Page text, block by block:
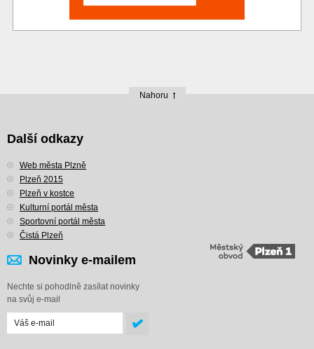
Nahoru
Další odkazy
Web města Plzně
Plzeň 2015
Plzeň v kostce
Kulturní portál města
Sportovní portál města
Čistá Plzeň
Novinky e-mailem
Nechte si pohodlně zasílat novinky
na svůj e-mail